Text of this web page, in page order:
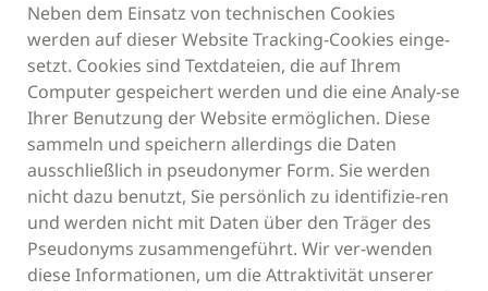
Neben dem Einsatz von technischen Cookies
werden auf dieser Website Tracking-Cookies einge-
setzt. Cookies sind Textdateien, die auf Ihrem
Computer gespeichert werden und die eine Analy-se
Ihrer Benutzung der Website ermöglichen. Diese
sammeln und speichern allerdings die Daten
ausschließlich in pseudonymer Form. Sie werden
nicht dazu benutzt, Sie persönlich zu identifizie-ren
und werden nicht mit Daten über den Träger des
Pseudonyms zusammengeführt. Wir ver-wenden
diese Informationen, um die Attraktivität unserer